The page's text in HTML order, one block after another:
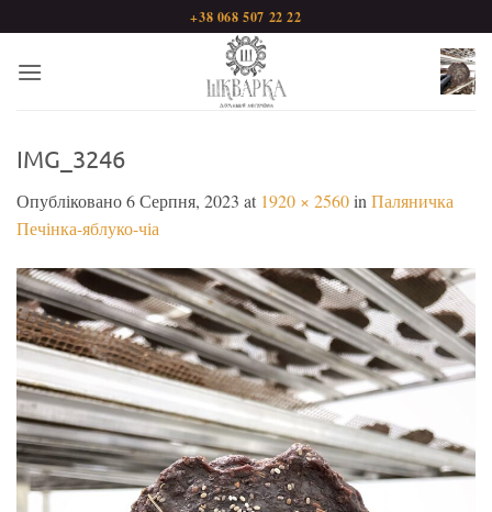
+38 068 507 22 22
IMG_3246
Опубліковано6 Серпня, 2023 at 1920 × 2560in Паляничка
Печінка-яблуко-чіа